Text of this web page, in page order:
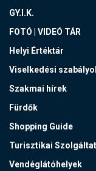
GY.I.K.
FOTÓ | VIDEÓ TÁR
Helyi Értéktár
Viselkedési
Szakmai hírek
Fürdők
Shopping Guide
Turisztikai
Vendéglátóhelyek